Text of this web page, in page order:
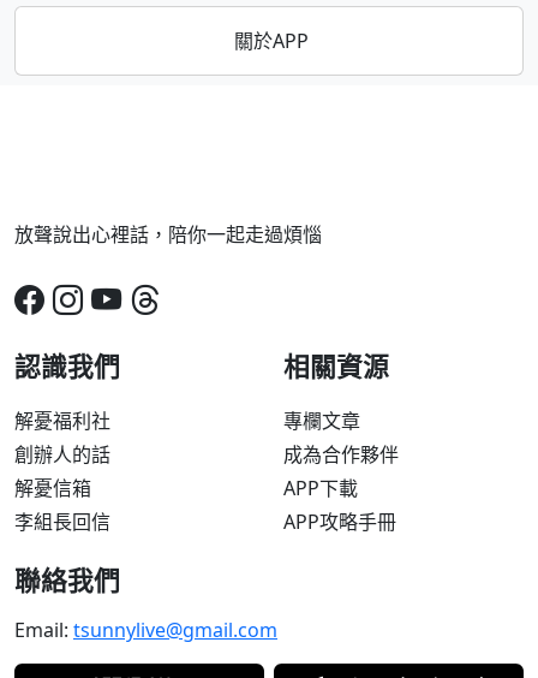
關於APP
放聲說出心裡話，陪你一起走過煩惱
認識我們
解憂福利社
創辦人的話
解憂信箱
李組長回信
相關資源
專欄文章
成為合作夥伴
APP下載
APP攻略手冊
聯絡我們
Email: tsunnylive@gmail.com